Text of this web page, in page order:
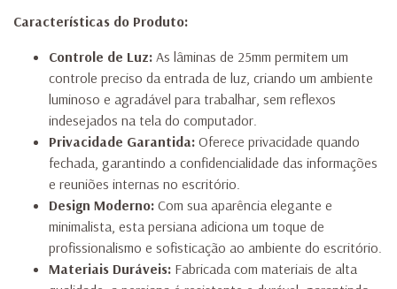
Características do Produto:
Controle de Luz: As lâminas de 25mm permitem um
controle preciso da entrada de luz, criando um ambiente
luminoso e agradável para trabalhar, sem reflexos
indesejados na tela do computador.
Privacidade Garantida: Oferece privacidade quando
fechada, garantindo a confidencialidade das informações
e reuniões internas no escritório.
Design Moderno: Com sua aparência elegante e
minimalista, esta persiana adiciona um toque de
profissionalismo e sofisticação ao ambiente do escritório.
Materiais Duráveis: Fabricada com materiais de alta